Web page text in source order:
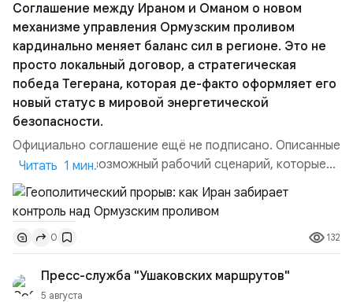
Соглашение между Ираном и Оманом о новом
механизме управления Ормузским проливом
кардинально меняет баланс сил в регионе. Это не
просто локальный договор, а стратегическая
победа Тегерана, которая де-факто оформляет его
новый статус в мировой энергетической
безопасности.
Официально соглашение ещё не подписано. Описанные
пункты — это возможный рабочий сценарий, которые
скорее всего будут реализованы.Разбираем ключевые
тезисы и последствия этого соглашения:. 1. Новые
доли контроля (75 на 25). Было: Ранее Иран и Оман
контролировали пролив на паритетных началах —
50/50. Стало: Новое соглашение закрепляет за
Ираном...
Читать 1 мин.
0 132
Пресс-служба "Ушаковских маршрутов"
5 августа